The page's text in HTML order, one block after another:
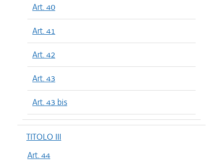
Art. 40
Art. 41
Art. 42
Art. 43
Art. 43 bis
TITOLO III
Art. 44